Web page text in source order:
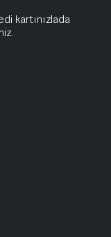
kartınızlada